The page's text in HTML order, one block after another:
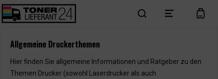
search menu cart
Allgemeine Druckerthemen
Hier finden Sie allgemeine Informationen und Ratgeber zu den
Themen Drucker (sowohl Laserdrucker als auch